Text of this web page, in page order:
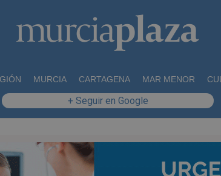
MURCIA CARTAGENA MAR MENOR
+ Seguir en Google